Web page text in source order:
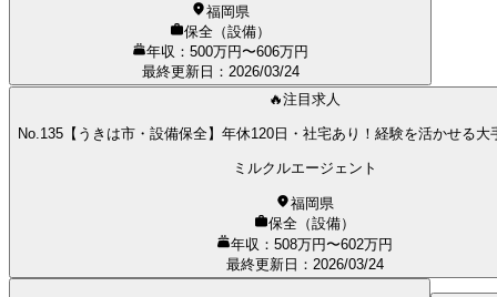
福岡県
保全（設備）
年収：500万円〜606万円
最終更新日 ： 2026/03/24
🔥注目求人
No.135【うきは市・設備保全】年休120日・社宅あり！経験を活かせる大
ミルクルエージェント
福岡県
保全（設備）
年収：508万円〜602万円
最終更新日 ： 2026/03/24